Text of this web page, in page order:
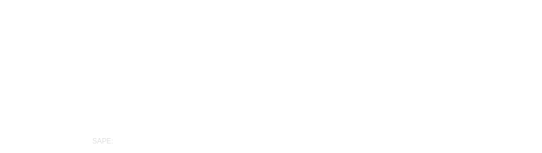
SAPE: